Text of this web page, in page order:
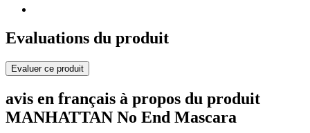
Evaluations du produit
Evaluer ce produit
avis en français à propos du produit
MANHATTAN No End Mascara